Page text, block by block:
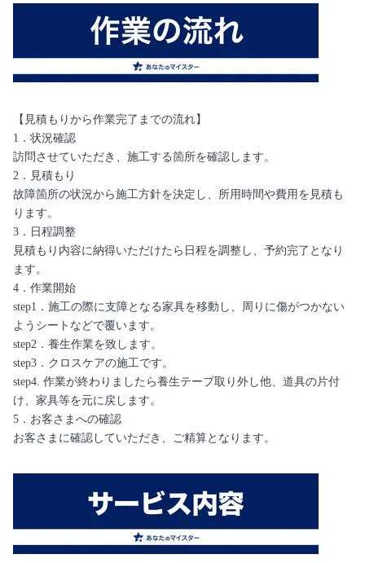
【見積もりから作業完了までの流れ】
1．状況確認
訪問させていただき、施工する箇所を確認します。
2．見積もり
故障箇所の状況から施工方針を決定し、所用時間や費用を見積も
ります。
3．日程調整
見積もり内容に納得いただけたら日程を調整し、予約完了となり
ます。
4．作業開始
step1．施工の際に支障となる家具を移動し、周りに傷がつかない
ようシートなどで覆います。
step2．養生作業を致します。
step3．クロスケアの施工です。
step4. 作業が終わりましたら養生テープ取り外し他、道具の片付
け、家具等を元に戻します。
5．お客さまへの確認
お客さまに確認していただき、ご精算となります。